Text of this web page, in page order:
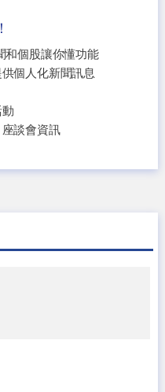
和個股讓你懂功能
個人化新聞訊息
談會資訊